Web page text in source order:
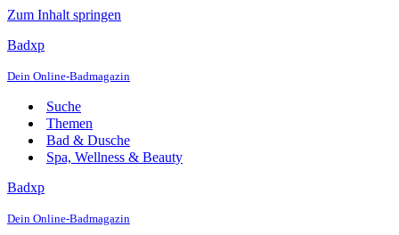
Zum Inhalt springen
Badxp
Dein Online-Badmagazin
Suche
Themen
Bad & Dusche
Spa, Wellness & Beauty
Badxp
Dein Online-Badmagazin